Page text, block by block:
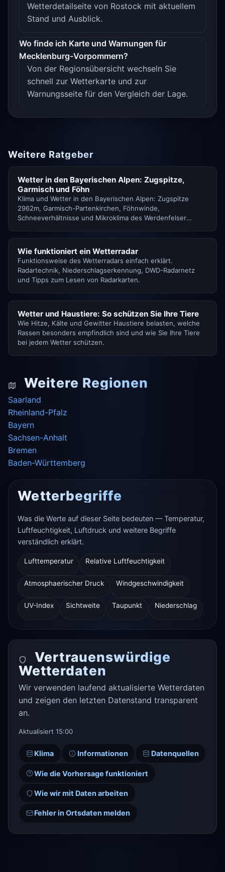
Wetterdetailseite von Rostock mit aktuellem
Stand und Ausblick.
Wo finde ich Karte und Warnungen für
Mecklenburg-Vorpommern?
Von der Regionsübersicht wechseln Sie
schnell zur Wetterkarte und zur
Warnungsseite für den Vergleich der Lage.
Weitere Ratgeber
Wetter in den Bayerischen Alpen: Zugspitze,
Garmisch und Föhn
Klima und Wetter in den Bayerischen Alpen: Zugspitze
2962m, Garmisch-Partenkirchen, Föhnwinde,
Schneeverhältnisse und Mikroklima des Werdenfelser
Wie funktioniert ein Wetterradar
Funktionsweise des Wetterradars einfach erklärt.
Radartechnik, Niederschlagserkennung, DWD-Radarnetz
und Tipps zum Lesen von Radarkarten.
Wetter und Haustiere: So schützen Sie Ihre Tiere
Wie Hitze, Kälte und Gewitter Haustiere belasten, welche
Rassen besonders empfindlich sind und wie Sie Ihre Tiere
bei jedem Wetter schützen.
Weitere Regionen
Saarland
Rheinland-Pfalz
Bayern
Sachsen-Anhalt
Bremen
Baden-Württemberg
Wetterbegriffe
Was die Werte auf dieser Seite bedeuten — Temperatur,
Luftfeuchtigkeit, Luftdruck und weitere Begriffe
verständlich erklärt.
Lufttemperatur Relative Luftfeuchtigkeit
Atmosphaerischer Druck Windgeschwindigkeit
UV-Index Sichtweite Taupunkt Niederschlag
Vertrauenswürdige
Wetterdaten
Wir verwenden laufend aktualisierte Wetterdaten
und zeigen den letzten Datenstand transparent
an.
Aktualisiert 15:00
Klima Informationen Datenquellen
Wie die Vorhersage funktioniert
Wie wir mit Daten arbeiten
Fehler in Ortsdaten melden